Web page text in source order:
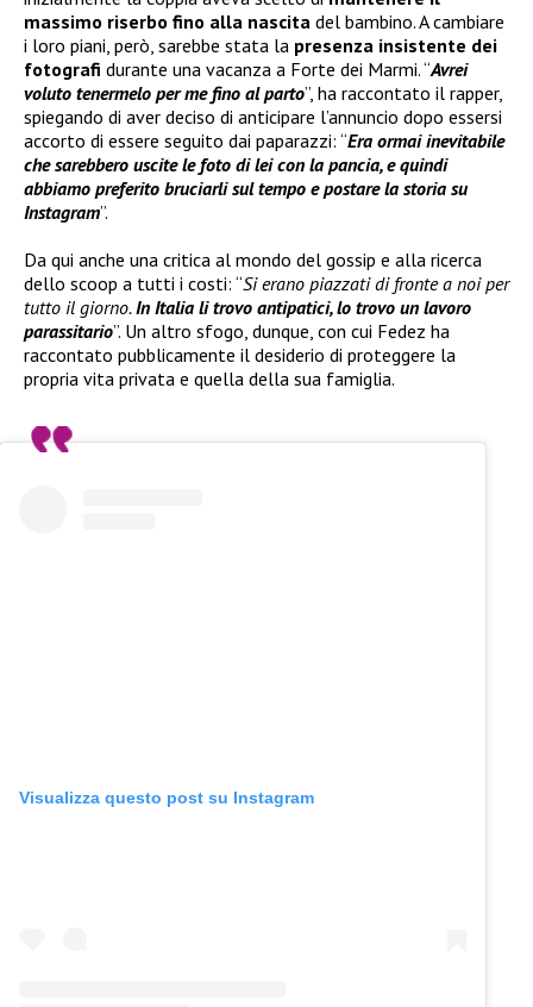
massimo riserbo fino alla nascita del bambino. A cambiare
i loro piani, però, sarebbe stata la presenza insistente dei
fotografi durante una vacanza a Forte dei Marmi. “Avrei
voluto tenermelo per me fino al parto”, ha raccontato il rapper,
spiegando di aver deciso di anticipare l’annuncio dopo essersi
accorto di essere seguito dai paparazzi: “Era ormai inevitabile
che sarebbero uscite le foto di lei con la pancia, e quindi
abbiamo preferito bruciarli sul tempo e postare la storia su
Instagram”.
Da qui anche una critica al mondo del gossip e alla ricerca
dello scoop a tutti i costi: “Si erano piazzati di fronte a noi per
tutto il giorno.In Italia li trovo antipatici, lo trovo un lavoro
parassitario”. Un altro sfogo, dunque, con cui Fedez ha
raccontato pubblicamente il desiderio di proteggere la
propria vita privata e quella della sua famiglia.
Visualizza questo post su Instagram